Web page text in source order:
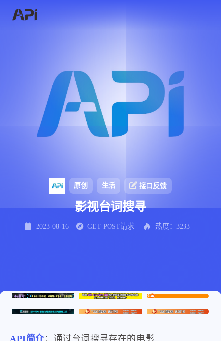
原创 生活 接口反馈
影视台词搜寻
2023-08-16 GET POST请求 热度：3233
API简介：通过台词搜寻存在的电影